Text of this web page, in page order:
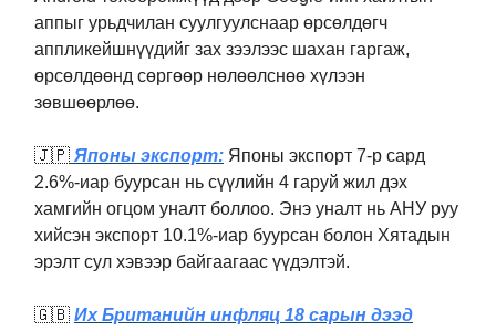
аппыг урьдчилан суулгуулснаар өрсөлдөгч
аппликейшнүүдийг зах зээлээс шахан гаргаж,
өрсөлдөөнд сөргөөр нөлөөлснөө хүлээн
зөвшөөрлөө.
🇯🇵 Японы экспорт: Японы экспорт 7-р сард
2.6%-иар буурсан нь сүүлийн 4 гаруй жил дэх
хамгийн огцом уналт боллоо. Энэ уналт нь АНУ руу
хийсэн экспорт 10.1%-иар буурсан болон Хятадын
эрэлт сул хэвээр байгаагаас үүдэлтэй.
🇬🇧 Их Британийн инфляц 18 сарын дээд